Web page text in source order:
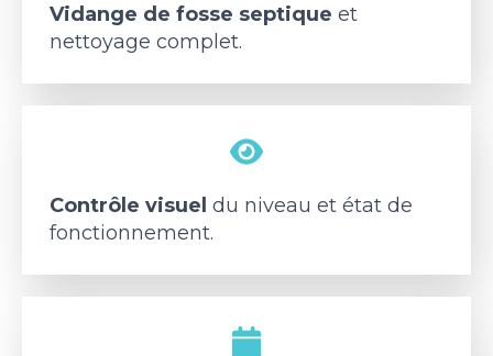
Vidange de fosse septique et
nettoyage complet.
Contrôle visuel du niveau et état de
fonctionnement.